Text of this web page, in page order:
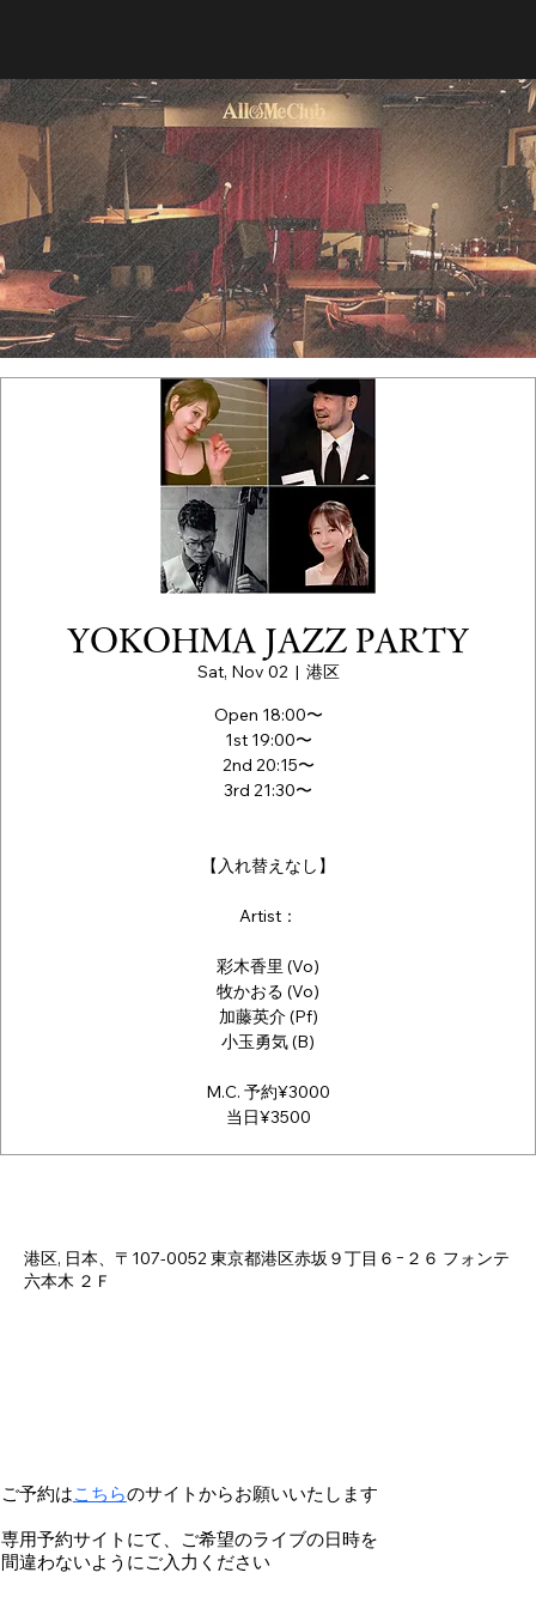
ご予約はこちらのサイトからお願いいたします
専用予約サイトにて、ご希望のライブの日時を
間違わないようにご入力ください
YOKOHMA JAZZ PARTY
Sat, Nov 02
  |
港区
Open 18:00〜
1st 19:00〜
2nd 20:15〜
3rd 21:30〜
【入れ替えなし】
Artist：
彩木香里 (Vo)
牧かおる (Vo)
加藤英介 (Pf)
小玉勇気 (B)
M.C. 予約¥3000
当日¥3500
港区, 日本、〒107-0052 東京都港区赤坂９丁目６−２６ フォンテ
六本木 ２Ｆ